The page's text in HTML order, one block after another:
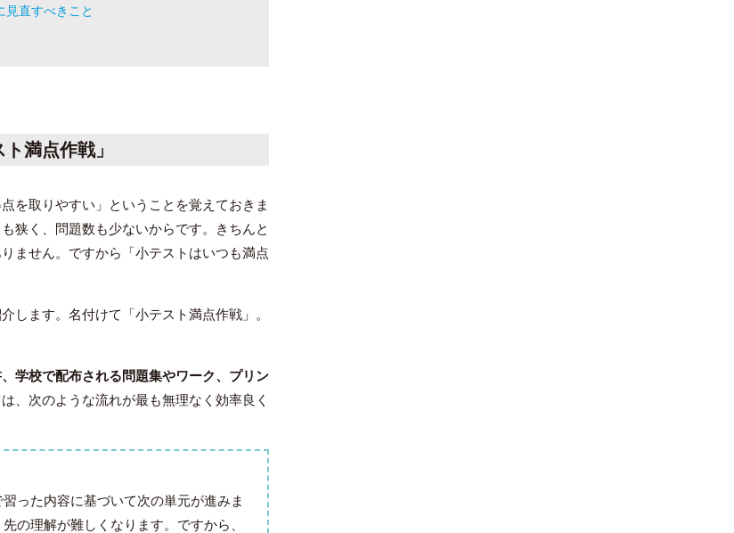
見直すべきこと
満点作戦」
を取りやすい」ということを覚えておきま
狭く、問題数も少ないからです。きちんと
ません。ですから「小テストはいつも満点
します。名付けて「小テスト満点作戦」。
学校で配布される問題集やワーク、プリン
、次のような流れが最も無理なく効率良く
った内容に基づいて次の単元が進みま
の理解が難しくなります。ですから、